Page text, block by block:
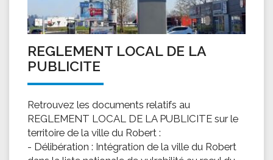
REGLEMENT LOCAL DE LA
PUBLICITE
Retrouvez les documents relatifs au
REGLEMENT LOCAL DE LA PUBLICITE sur le
territoire de la ville du Robert :
- Délibération : Intégration de la ville du Robert